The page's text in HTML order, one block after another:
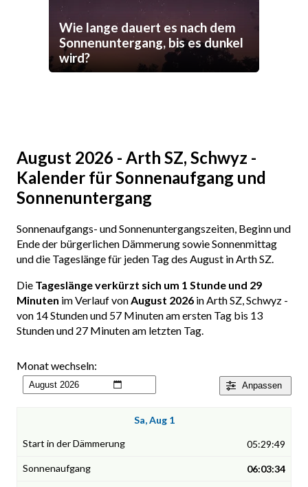
Wie lange dauert es nach dem
Sonnenuntergang, bis es dunkel
wird?
August 2026 - Arth SZ, Schwyz -
Kalender für Sonnenaufgang und
Sonnenuntergang
Sonnenaufgangs- und Sonnenuntergangszeiten, Beginn und
Ende der bürgerlichen Dämmerung sowie Sonnenmittag
und die Tageslänge für jeden Tag des August in Arth SZ.
Die Tageslänge verkürzt sich um 1 Stunde und 29
Minuten im Verlauf vonAugust 2026 in Arth SZ, Schwyz -
von 14 Stunden und 57 Minuten am ersten Tag bis 13
Stunden und 27 Minuten am letzten Tag.
Anpassen
Monat wechseln:
Sa, Aug 1
05:29:49
06:03:34